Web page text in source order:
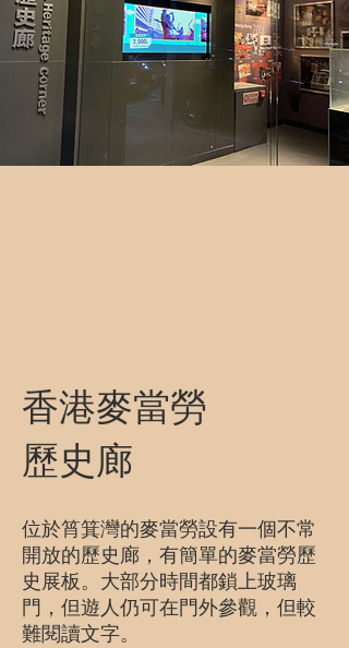
香港麥當勞
歷史廊
位於筲箕灣的麥當勞設有一個不常
開放的歷史廊，有簡單的麥當勞歷
史展板。大部分時間都鎖上玻璃
門，但遊人仍可在門外參觀，但較
難閱讀文字。